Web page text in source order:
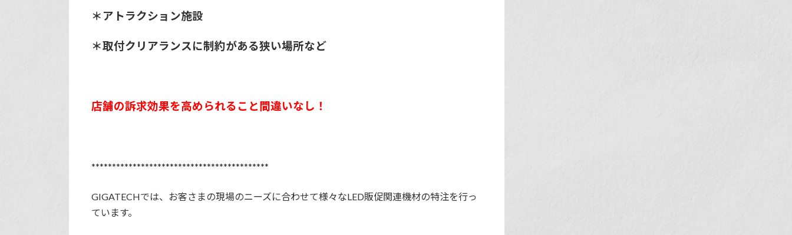
＊アトラクション施設
＊取付クリアランスに制約がある狭い場所など
店舗の訴求効果を高められること間違いなし！
*******************************************
GIGATECHでは、お客さまの現場のニーズに合わせて様々なLED販促関連機材の特注を行っ
ています。